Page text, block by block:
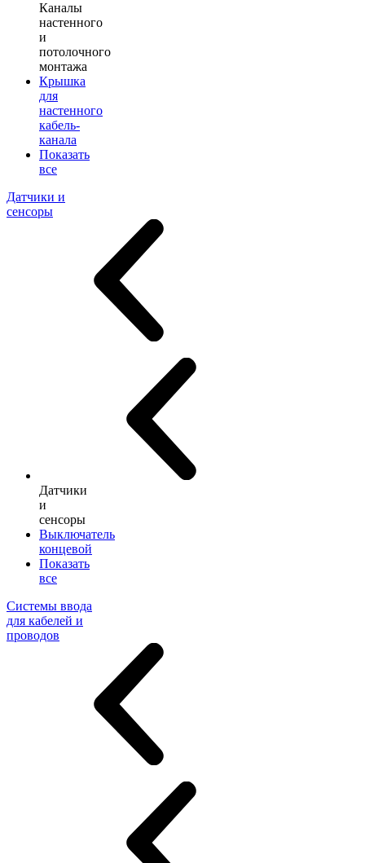
Каналы
настенного
и
потолочного
монтажа
Крышка
для
настенного
кабель-
канала
Показать
все
Датчики и
сенсоры
Датчики
и
сенсоры
Выключатель
концевой
Показать
все
Системы ввода
для кабелей и
проводов